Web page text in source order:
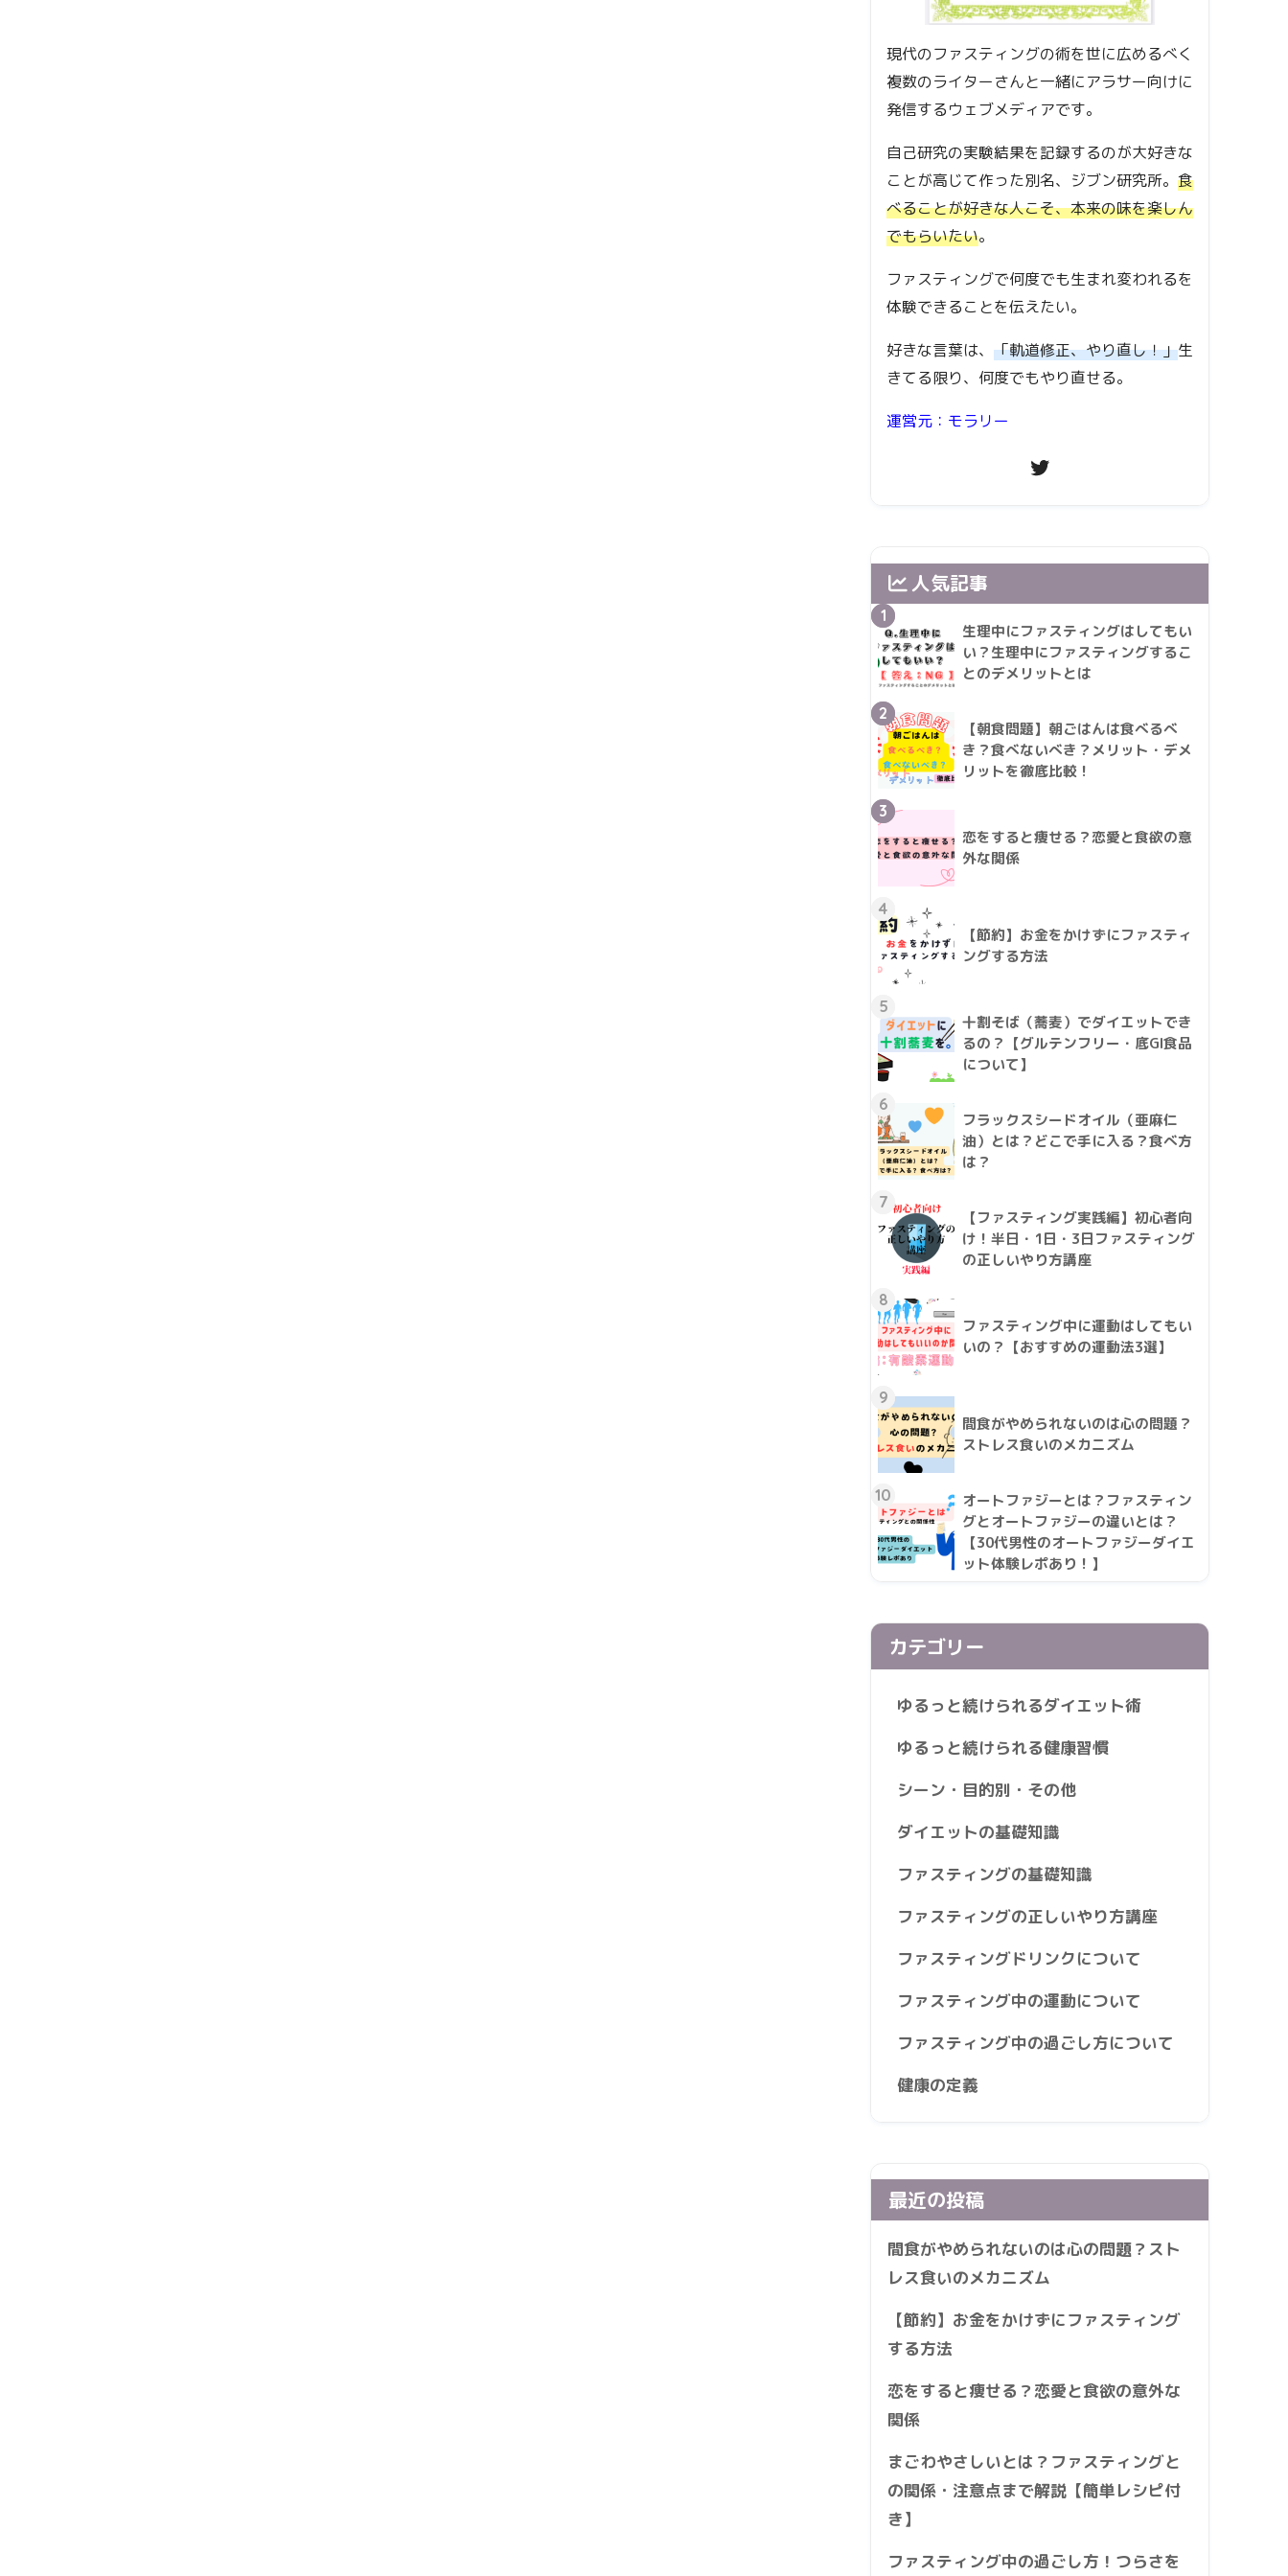
現代のファスティングの術を世に広めるべく
複数のライターさんと一緒にアラサー向けに
発信するウェブメディアです。
自己研究の実験結果を記録するのが大好きな
ことが高じて作った別名、ジブン研究所。 食
べることが好きな人こそ、本来の味を楽しん
でもらいたい。
ファスティングで何度でも生まれ変われるを
体験できることを伝えたい。
好きな言葉は、 「軌道修正、やり直し！」生
きてる限り、何度でもやり直せる。
運営元：モラリー
人気記事
1
生理中にファスティングはしてもい
い？生理中にファスティングするこ
とのデメリットとは
2
【朝食問題】朝ごはんは食べるべ
き？食べないべき？メリット・デメ
リットを徹底比較！
3
恋をすると痩せる？恋愛と食欲の意
外な関係
4
【節約】お金をかけずにファスティ
ングする方法
5
十割そば（蕎麦）でダイエットでき
るの？【グルテンフリー・底GI食品
について】
6
フラックスシードオイル（亜麻仁
油）とは？どこで手に入る？食べ方
は？
7
【ファスティング実践編】初心者向
け！半日・1日・3日ファスティング
の正しいやり方講座
8
ファスティング中に運動はしてもい
いの？【おすすめの運動法3選】
9
間食がやめられないのは心の問題？
ストレス食いのメカニズム
10
オートファジーとは？ファスティン
グとオートファジーの違いとは？
【30代男性のオートファジーダイエ
ット体験レポあり！】
カテゴリー
ゆるっと続けられるダイエット術
ゆるっと続けられる健康習慣
シーン・目的別・その他
ダイエットの基礎知識
ファスティングの基礎知識
ファスティングの正しいやり方講座
ファスティングドリンクについて
ファスティング中の運動について
ファスティング中の過ごし方について
健康の定義
最近の投稿
間食がやめられないのは心の問題？スト
レス食いのメカニズム
【節約】お金をかけずにファスティング
する方法
恋をすると痩せる？恋愛と食欲の意外な
関係
まごわやさしいとは？ファスティングと
の関係・注意点まで解説【簡単レシピ付
き】
ファスティング中の過ごし方！つらさを